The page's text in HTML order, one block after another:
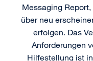
Messaging
über neu
erfolgen. Das
Anforderungen
Hilfestellung ist